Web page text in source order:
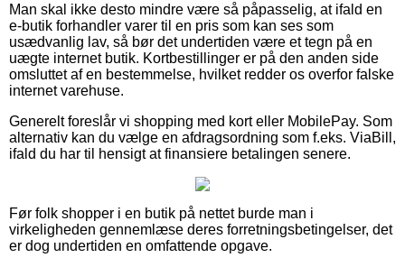
Man skal ikke desto mindre være så påpasselig, at ifald en
e-butik forhandler varer til en pris som kan ses som
usædvanlig lav, så bør det undertiden være et tegn på en
uægte internet butik. Kortbestillinger er på den anden side
omsluttet af en bestemmelse, hvilket redder os overfor falske
internet varehuse.
Generelt foreslår vi shopping med kort eller MobilePay. Som
alternativ kan du vælge en afdragsordning som f.eks. ViaBill,
ifald du har til hensigt at finansiere betalingen senere.
Før folk shopper i en butik på nettet burde man i
virkeligheden gennemlæse deres forretningsbetingelser, det
er dog undertiden en omfattende opgave.